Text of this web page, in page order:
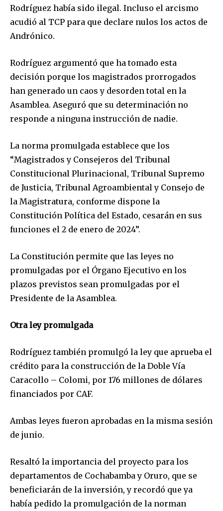
Join our community of
SUBSCRIBERS and be part of the
conversation.
To subscribe, simply enter your email address on our website
safe with us.
SUBSCRIBE
Rodríguez había sido ilegal. Incluso el arcismo
acudió al TCP para que declare nulos los actos de
Andrónico.
Rodríguez argumentó que ha tomado esta
decisión porque los magistrados prorrogados
han generado un caos y desorden total en la
Asamblea. Aseguró que su determinación no
responde a ninguna instrucción de nadie.
La norma promulgada establece que los
“Magistrados y Consejeros del Tribunal
Constitucional Plurinacional, Tribunal Supremo
de Justicia, Tribunal Agroambiental y Consejo de
la Magistratura, conforme dispone la
Constitución Política del Estado, cesarán en sus
funciones el 2 de enero de 2024”.
La Constitución permite que las leyes no
promulgadas por el Órgano Ejecutivo en los
plazos previstos sean promulgadas por el
Presidente de la Asamblea.
Otra ley promulgada
Rodríguez también promulgó la ley que aprueba el
crédito para la construcción de la Doble Vía
Caracollo – Colomi, por 176 millones de dólares
financiados por CAF.
Ambas leyes fueron aprobadas en la misma sesión
de junio.
Resaltó la importancia del proyecto para los
departamentos de Cochabamba y Oruro, que se
beneficiarán de la inversión, y recordó que ya
había pedido la promulgación de la norman